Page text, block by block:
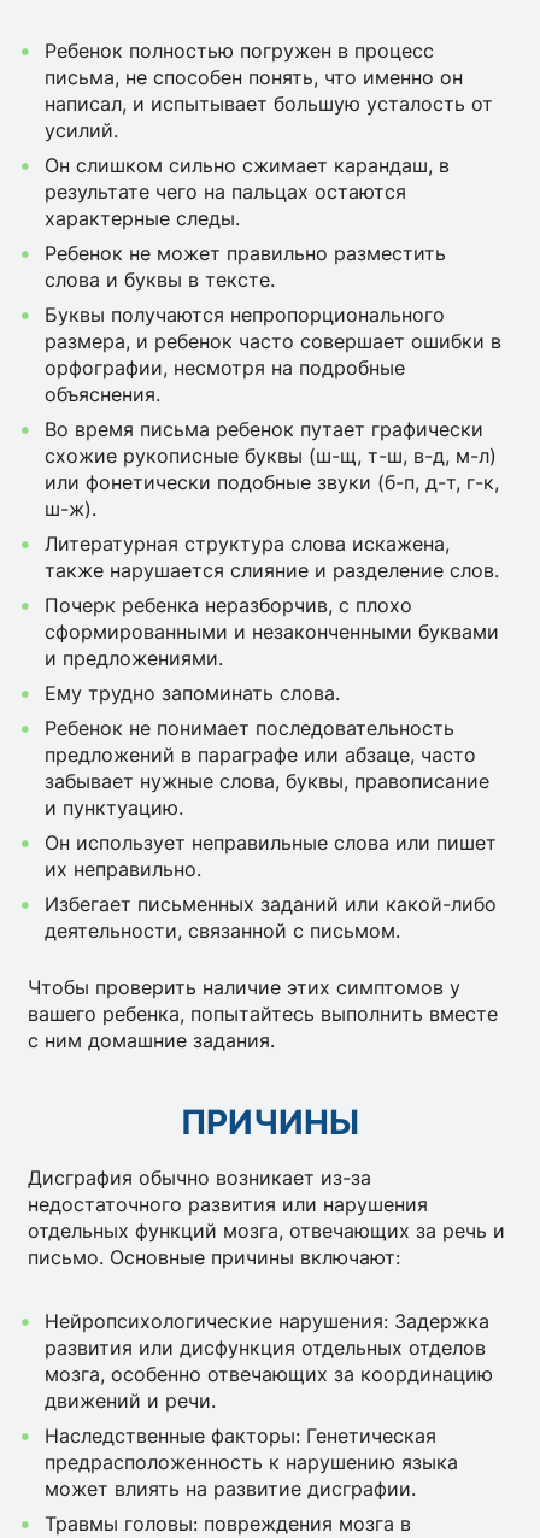
Ребенок полностью погружен в процесс
письма, не способен понять, что именно он
написал, и испытывает большую усталость от
усилий.
Он слишком сильно сжимает карандаш, в
результате чего на пальцах остаются
характерные следы.
Ребенок не может правильно разместить
слова и буквы в тексте.
Буквы получаются непропорционального
размера, и ребенок часто совершает ошибки в
орфографии, несмотря на подробные
объяснения.
Во время письма ребенок путает графически
схожие рукописные буквы (ш-щ, т-ш, в-д, м-л)
или фонетически подобные звуки (б-п, д-т, г-к,
ш-ж).
Литературная структура слова искажена,
также нарушается слияние и разделение слов.
Почерк ребенка неразборчив, с плохо
сформированными и незаконченными буквами
и предложениями.
Ему трудно запоминать слова.
Ребенок не понимает последовательность
предложений в параграфе или абзаце, часто
забывает нужные слова, буквы, правописание
и пунктуацию.
Он использует неправильные слова или пишет
их неправильно.
Избегает письменных заданий или какой-либо
деятельности, связанной с письмом.
Чтобы проверить наличие этих симптомов у
вашего ребенка, попытайтесь выполнить вместе
с ним домашние задания.
ПРИЧИНЫ
Дисграфия обычно возникает из-за
недостаточного развития или нарушения
отдельных функций мозга, отвечающих за речь и
письмо. Основные причины включают:
Нейропсихологические нарушения: Задержка
развития или дисфункция отдельных отделов
мозга, особенно отвечающих за координацию
движений и речи.
Наследственные факторы: Генетическая
предрасположенность к нарушению языка
может влиять на развитие дисграфии.
Травмы головы: повреждения мозга в